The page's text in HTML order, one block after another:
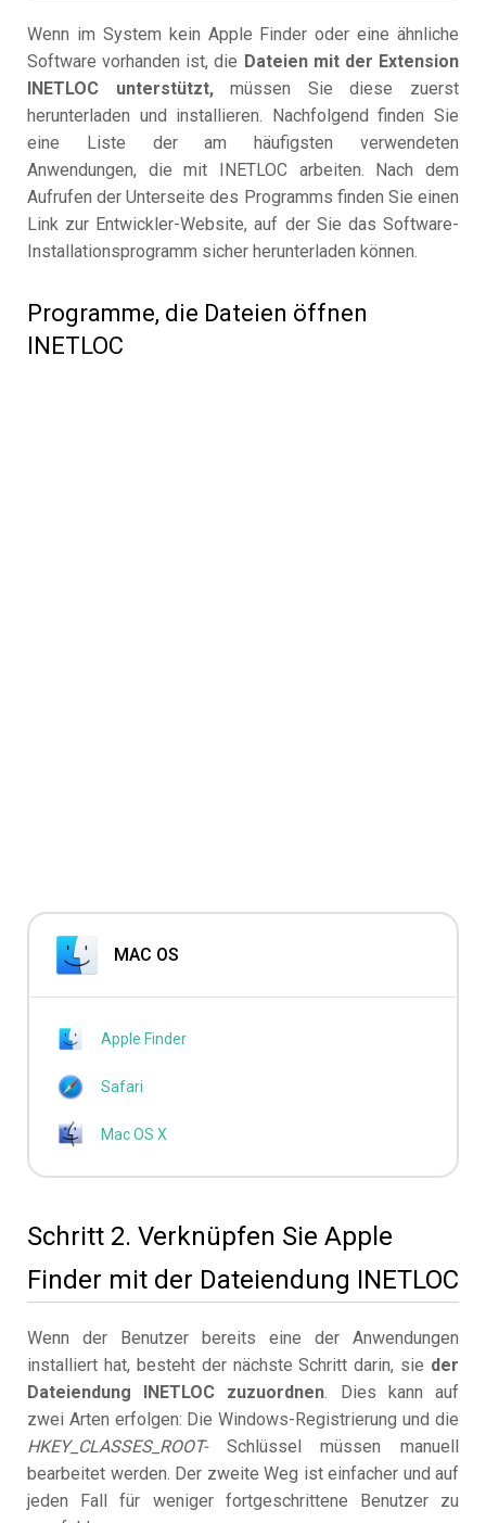
Wenn im System kein Apple Finder oder eine ähnliche
Software vorhanden ist, die Dateien mit der Extension
INETLOC unterstützt,müssen Sie diese zuerst
herunterladen und installieren. Nachfolgend finden Sie
eine Liste der am häufigsten verwendeten
Anwendungen, die mit INETLOC arbeiten. Nach dem
Aufrufen der Unterseite des Programms finden Sie einen
Link zur Entwickler-Website, auf der Sie das Software-
Installationsprogramm sicher herunterladen können.
Programme, die Dateien öffnen
INETLOC
MAC OS
Apple Finder
Safari
Mac OS X
Schritt 2. Verknüpfen Sie Apple
Finder mit der Dateiendung INETLOC
Wenn der Benutzer bereits eine der Anwendungen
installiert hat, besteht der nächste Schritt darin, sie der
Dateiendung INETLOC zuzuordnen. Dies kann auf
zwei Arten erfolgen: Die Windows-Registrierung und die
HKEY_CLASSES_ROOT-Schlüssel müssen manuell
bearbeitet werden. Der zweite Weg ist einfacher und auf
jeden Fall für weniger fortgeschrittene Benutzer zu